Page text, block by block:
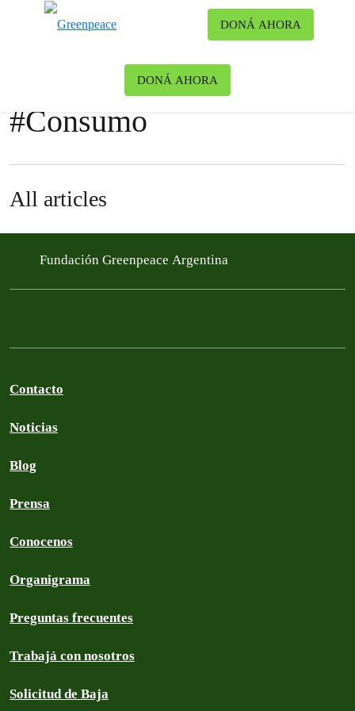
DONÁ AHORA
DONÁ AHORA
#Consumo
All articles
Fundación Greenpeace Argentina
Contacto
Noticias
Blog
Prensa
Conocenos
Organigrama
Preguntas frecuentes
Trabajá con nosotros
Solicitud de Baja